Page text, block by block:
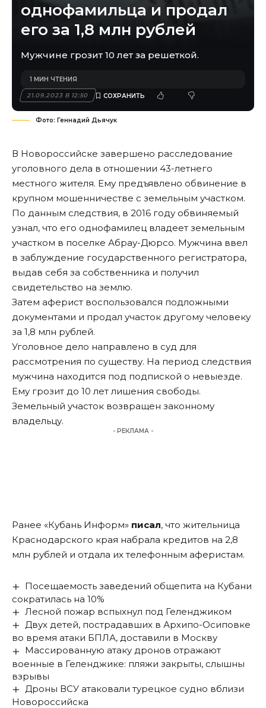
однофамильца и продал
его за 1,8 млн рублей
Мужчине грозит 10 лет за решеткой.
21.09.2023 В 12:50
1 МИН ЧТЕНИЯ
Фото: Геннадий Дьячук
В Новороссийске завершено расследование
уголовного дела в отношении 43-летнего
местного жителя. Ему предъявлено обвинение в
крупном мошенничестве с земельным участком.
По данным следствия, в 2016 году обвиняемый
узнал, что его однофамилец владеет земельным
участком в поселке Абрау-Дюрсо. Мужчина ввел
в заблуждение государственного регистратора,
выдав себя за собственника и получил
свидетельство на землю.
Затем аферист воспользовался подложными
документами и продал участок другому человеку
за 1,8 млн рублей.
Уголовное дело направлено в суд для
рассмотрения по существу. На период следствия
мужчина находится под подпиской о невыезде.
Ему грозит до 10 лет лишения свободы.
Земельный участок возвращен законному
владельцу.
- РЕКЛАМА -
Ранее «Кубань Информ» писал, что жительница
Краснодарского края набрала кредитов на 2,8
млн рублей и отдала их телефонным аферистам.
Посещаемость заведений общепита на Кубани
сократилась на 10%
Лесной пожар вспыхнул под Геленджиком
Двух детей, пострадавших в Архипо-Осиповке
во время атаки БПЛА, доставили в Москву
Массированную атаку дронов отражают
военные в Геленджике: пляжи закрыты, слышны
взрывы
Дроны ВСУ атаковали турецкое судно вблизи
Новороссийска